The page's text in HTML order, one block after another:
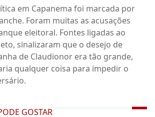
em Capanema foi marcada por
Foram muitas as acusações
eleitoral. Fontes ligadas ao
sinalizaram que o desejo de
de Claudionor era tão grande,
qualquer coisa para impedir o
GOSTAR